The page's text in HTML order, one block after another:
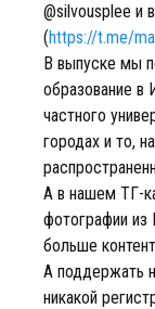
@silvousplee и
(https://t.me/
В выпуске мы
образование в
частного
городах и то,
А в нашем ТГ-
фотографии из
больше
А поддержать
никакой